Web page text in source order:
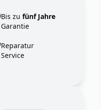
Bis zu fünf Jahre
Garantie
Reparatur
Service